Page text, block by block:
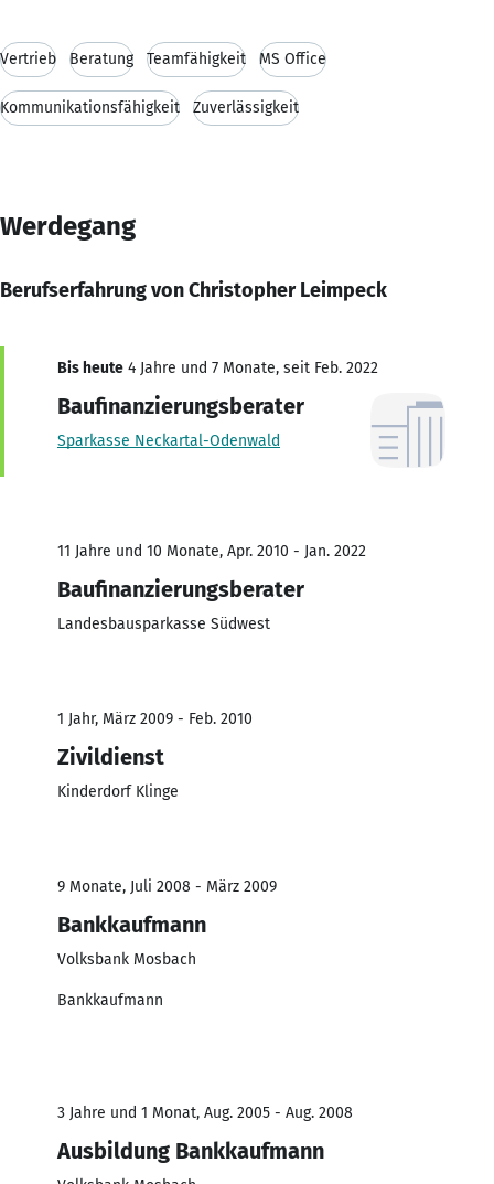
Vertrieb Beratung Teamfähigkeit MS Office
Kommunikationsfähigkeit Zuverlässigkeit
Werdegang
Berufserfahrung von Christopher Leimpeck
Bis heute 4 Jahre und 7 Monate, seit Feb. 2022
Baufinanzierungsberater
Sparkasse Neckartal-Odenwald
11 Jahre und 10 Monate, Apr. 2010 - Jan. 2022
Baufinanzierungsberater
Landesbausparkasse Südwest
1 Jahr, März 2009 - Feb. 2010
Zivildienst
Kinderdorf Klinge
9 Monate, Juli 2008 - März 2009
Bankkaufmann
Volksbank Mosbach
Bankkaufmann
3 Jahre und 1 Monat, Aug. 2005 - Aug. 2008
Ausbildung Bankkaufmann